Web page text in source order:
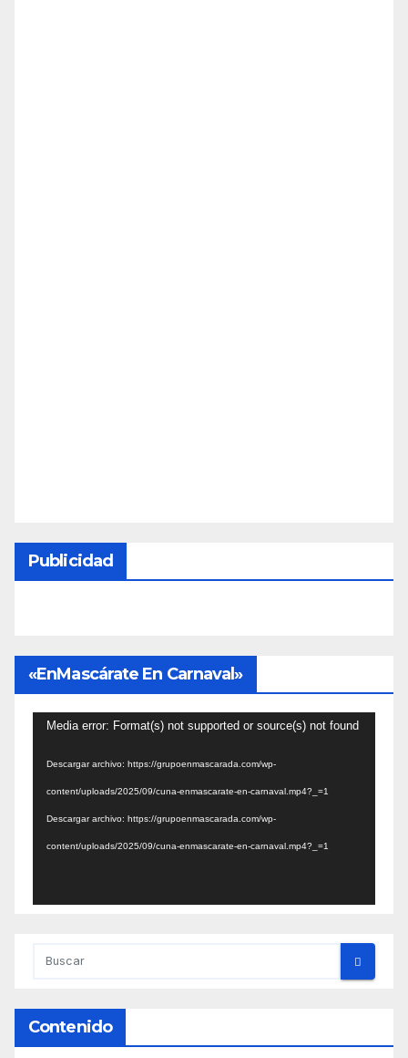
Publicidad
«EnMascárate En Carnaval»
Reproductor
Media error: Format(s) not supported or source(s) not found
Descargar archivo: https://grupoenmascarada.com/wp-
content/uploads/2025/09/cuna-enmascarate-en-carnaval.mp4?_=1
Descargar archivo: https://grupoenmascarada.com/wp-
content/uploads/2025/09/cuna-enmascarate-en-carnaval.mp4?_=1
Contenido